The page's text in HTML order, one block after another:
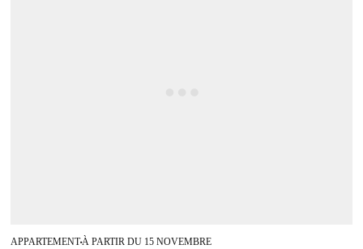
APPARTEMENT■À PARTIR DU 15 NOVEMBRE